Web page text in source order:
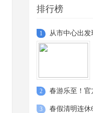
排行榜
1
2 春游乐至！官
3